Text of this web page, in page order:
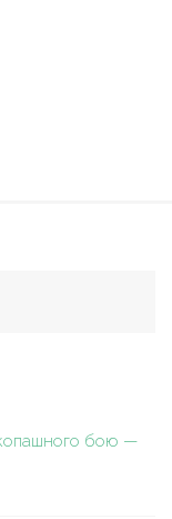
бою —